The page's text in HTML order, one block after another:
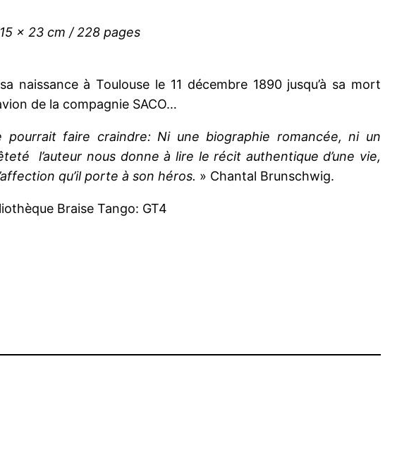
x 23 cm / 228 pages
naissance à Toulouse le 11 décembre 1890 jusqu’à sa mort
de la compagnie SACO…
faire craindre: Ni une biographie romancée, ni un
l’auteur nous donne à lire le récit authentique d’une vie,
qu’il porte à son héros. » Chantal Brunschwig.
Braise Tango: GT4